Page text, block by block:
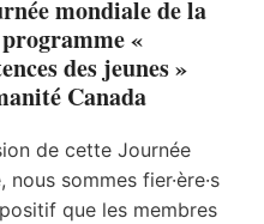
mondiale de la
«
des jeunes »
Canada
de cette Journée
sommes fier·ère·s
que les membres